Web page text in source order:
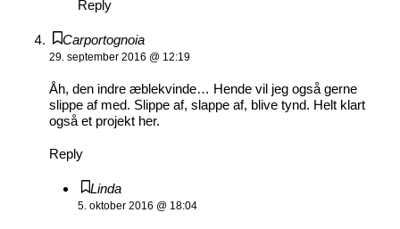
Reply
Carportognoia
29. september 2016 @ 12:19
Åh, den indre æblekvinde… Hende vil jeg også gerne
slippe af med. Slippe af, slappe af, blive tynd. Helt klart
også et projekt her.
Reply
Linda
5. oktober 2016 @ 18:04